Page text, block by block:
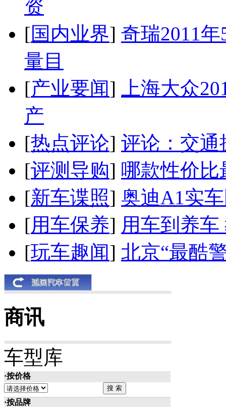
资
[国内业界] 奇瑞2011
量目
[产业要闻]
上海大众
产
[热点评论] 评论：交通
[评测导购] 哪款性价比
[新车谍照] 奥迪A1实
[用车保养] 用车到养
[玩车趣闻] 北京“最酷
商讯
车型库
·按价格
·按品牌